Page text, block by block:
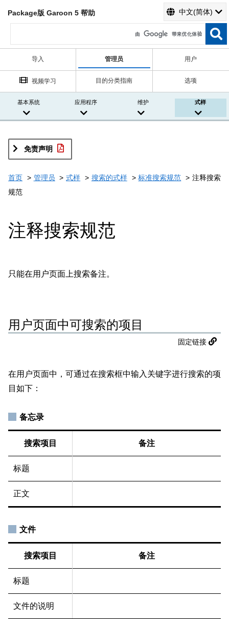
Package版 Garoon 5 帮助 中文(简体)
导入 管理员 用户
视频学习 目的分类指南 选项
基本系统 应用程序 维护 式样
免责声明
首页 管理员 式样 搜索的式样 标准搜索规范
注释搜索
规范
注释搜索规范
只能在用户页面上搜索备注。
用户页面中可搜索的项目
固定链接
在用户页面中，可通过在搜索框中输入关键字进行搜索的项
目如下：
备忘录
搜索项目 备注
标题
正文
文件
搜索项目 备注
标题
文件的说明